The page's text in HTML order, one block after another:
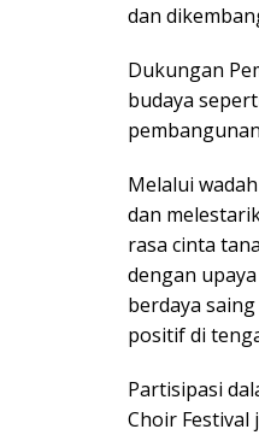
dan
Dukungan
budaya
Melalui
dan
rasa cinta
dengan
berdaya
positif di
Partisipasi
Choir